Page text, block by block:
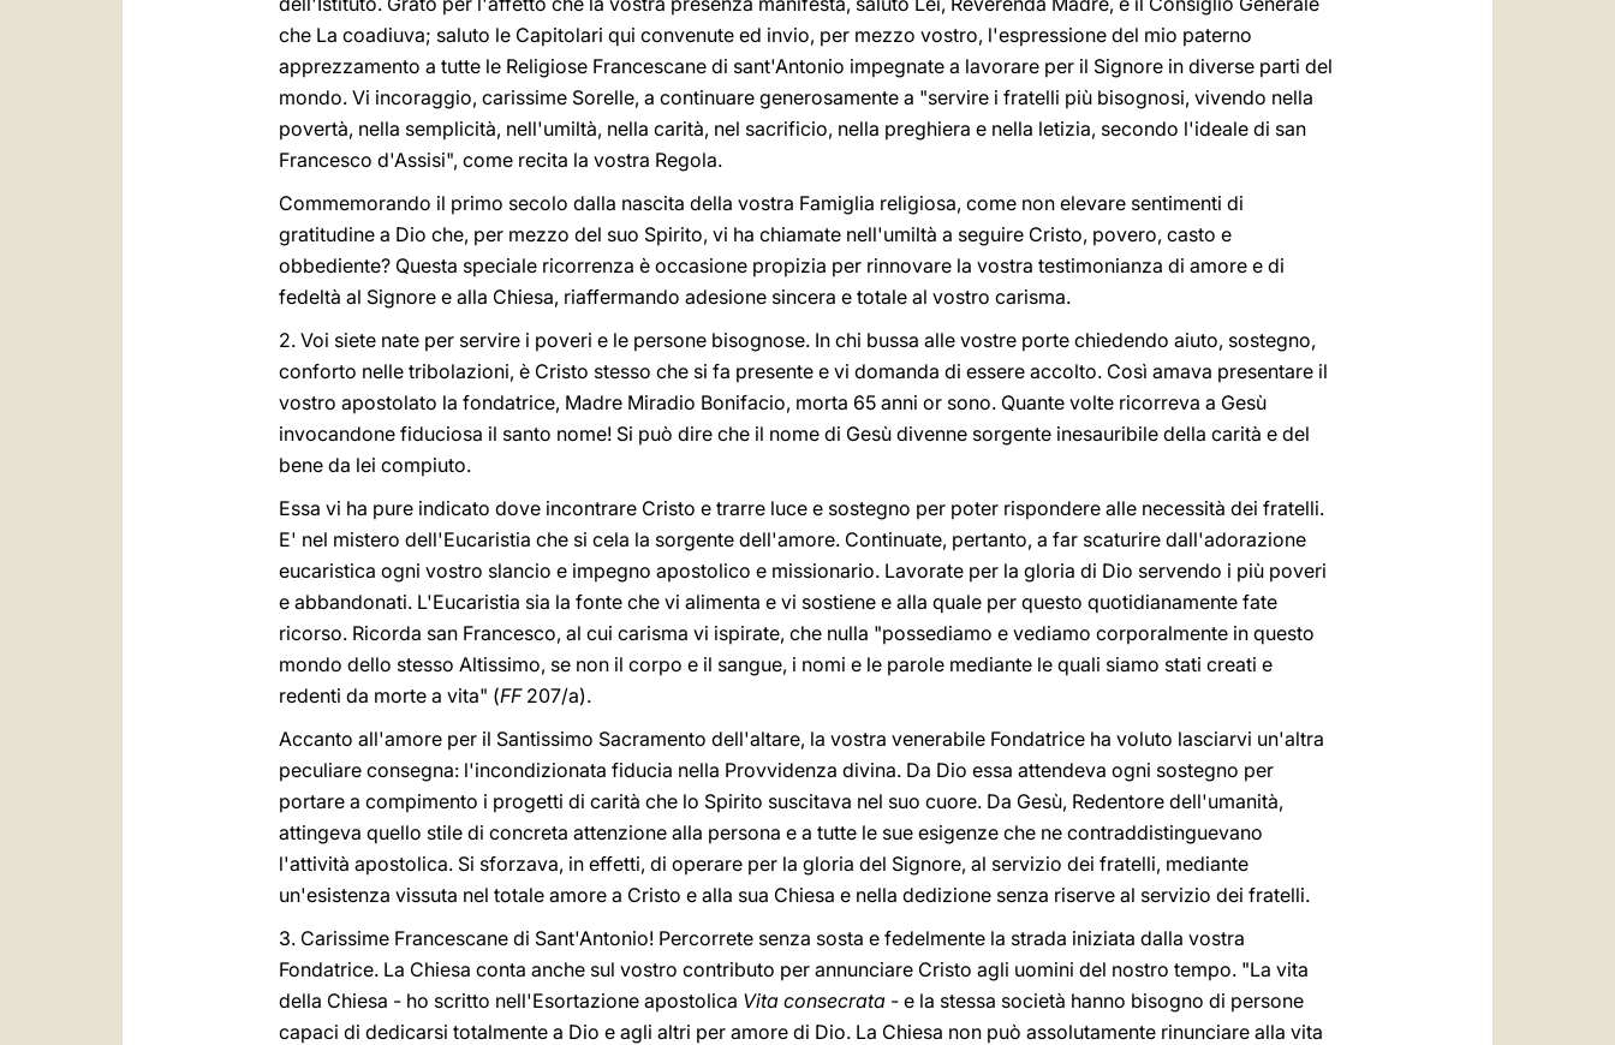
che La coadiuva; saluto le Capitolari qui convenute ed invio, per mezzo vostro, l'espressione del mio paterno
apprezzamento a tutte le Religiose Francescane di sant'Antonio impegnate a lavorare per il Signore in diverse parti del
mondo. Vi incoraggio, carissime Sorelle, a continuare generosamente a "servire i fratelli più bisognosi, vivendo nella
povertà, nella semplicità, nell'umiltà, nella carità, nel sacrificio, nella preghiera e nella letizia, secondo l'ideale di san
Francesco d'Assisi", come recita la vostra Regola.
Commemorando il primo secolo dalla nascita della vostra Famiglia religiosa, come non elevare sentimenti di
gratitudine a Dio che, per mezzo del suo Spirito, vi ha chiamate nell'umiltà a seguire Cristo, povero, casto e
obbediente? Questa speciale ricorrenza è occasione propizia per rinnovare la vostra testimonianza di amore e di
fedeltà al Signore e alla Chiesa, riaffermando adesione sincera e totale al vostro carisma.
2. Voi siete nate per servire i poveri e le persone bisognose. In chi bussa alle vostre porte chiedendo aiuto, sostegno,
conforto nelle tribolazioni, è Cristo stesso che si fa presente e vi domanda di essere accolto. Così amava presentare il
vostro apostolato la fondatrice, Madre Miradio Bonifacio, morta 65 anni or sono. Quante volte ricorreva a Gesù
invocandone fiduciosa il santo nome! Si può dire che il nome di Gesù divenne sorgente inesauribile della carità e del
bene da lei compiuto.
Essa vi ha pure indicato dove incontrare Cristo e trarre luce e sostegno per poter rispondere alle necessità dei fratelli.
E' nel mistero dell'Eucaristia che si cela la sorgente dell'amore. Continuate, pertanto, a far scaturire dall'adorazione
eucaristica ogni vostro slancio e impegno apostolico e missionario. Lavorate per la gloria di Dio servendo i più poveri
e abbandonati. L'Eucaristia sia la fonte che vi alimenta e vi sostiene e alla quale per questo quotidianamente fate
ricorso. Ricorda san Francesco, al cui carisma vi ispirate, che nulla "possediamo e vediamo corporalmente in questo
mondo dello stesso Altissimo, se non il corpo e il sangue, i nomi e le parole mediante le quali siamo stati creati e
redenti da morte a vita" (FF207/a).
Accanto all'amore per il Santissimo Sacramento dell'altare, la vostra venerabile Fondatrice ha voluto lasciarvi un'altra
peculiare consegna: l'incondizionata fiducia nella Provvidenza divina. Da Dio essa attendeva ogni sostegno per
portare a compimento i progetti di carità che lo Spirito suscitava nel suo cuore. Da Gesù, Redentore dell'umanità,
attingeva quello stile di concreta attenzione alla persona e a tutte le sue esigenze che ne contraddistinguevano
l'attività apostolica. Si sforzava, in effetti, di operare per la gloria del Signore, al servizio dei fratelli, mediante
un'esistenza vissuta nel totale amore a Cristo e alla sua Chiesa e nella dedizione senza riserve al servizio dei fratelli.
3. Carissime Francescane di Sant'Antonio! Percorrete senza sosta e fedelmente la strada iniziata dalla vostra
Fondatrice. La Chiesa conta anche sul vostro contributo per annunciare Cristo agli uomini del nostro tempo. "La vita
della Chiesa - ho scritto nell'Esortazione apostolica Vita consecrata - e la stessa società hanno bisogno di persone
capaci di dedicarsi totalmente a Dio e agli altri per amore di Dio. La Chiesa non può assolutamente rinunciare alla vita